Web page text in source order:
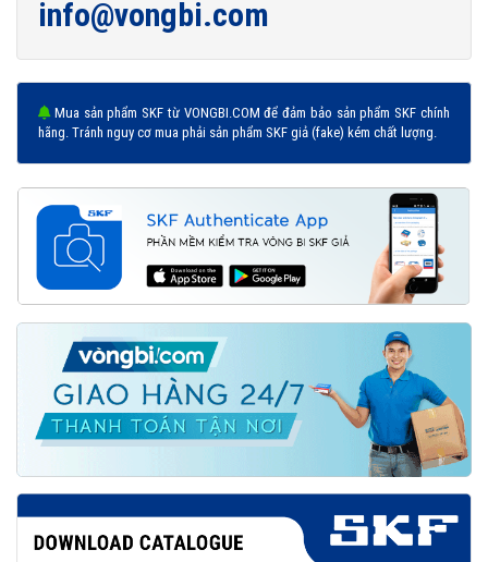
Vòng bi 609-2Z được phân phối chính hãng
Đại lý ủy quyền SKF chính hãng - SKF Authorized Distributor
Hotline hỗ trợ 24/7
0921 345 345 096 123 8558
info@vongbi.com
Mua sản phẩm SKF từ VONGBI.COM để đảm bảo sản phẩm SKF chính
hãng. Tránh nguy cơ mua phải sản phẩm SKF giả (fake) kém chất lượng.